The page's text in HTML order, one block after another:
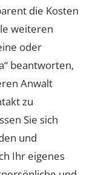
die Kosten
weiteren
oder
beantworten,
Anwalt
zu
Sie sich
und
Ihr eigenes